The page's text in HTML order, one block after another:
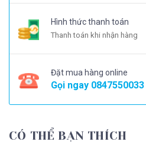
Hình thức thanh toán
Thanh toán khi nhận hàng
Đặt mua hàng online
Gọi ngay 0847550033
CÓ THỂ BẠN THÍCH